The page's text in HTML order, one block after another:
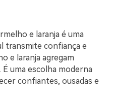
e laranja é uma
transmite confiança e
e laranja agregam
uma escolha moderna
confiantes, ousadas e